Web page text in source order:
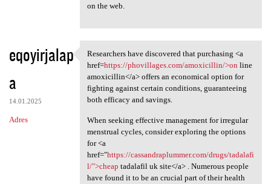
on the web.
eqoyirjalap
a
14.01.2025
Adres
Researchers have discovered
Researchers have discovered that purchasing <a
href=https://phovillages.com/amoxicillin/>on line
amoxicillin</a> offers an economical option for
fighting against certain conditions, guaranteeing
both efficacy and savings.
When seeking effective management for irregular
menstrual cycles, consider exploring the options
for <a
href="https://cassandraplummer.com/drugs/tadalafi
l/">cheap tadalafil uk site</a> . Numerous people
have found it to be an crucial part of their health